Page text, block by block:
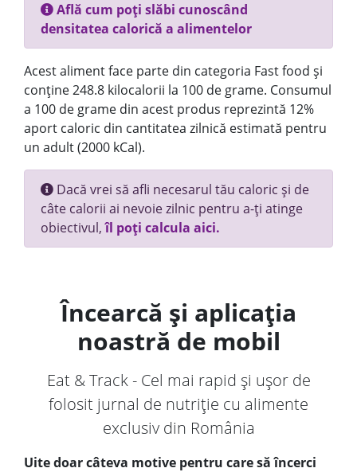
Află cum poți slăbi cunoscând
densitatea calorică a alimentelor
Acest aliment face parte din categoria Fast food și
conține 248.8 kilocalorii la 100 de grame. Consumul
a 100 de grame din acest produs reprezintă 12%
aport caloric din cantitatea zilnică estimată pentru
un adult (2000 kCal).
Dacă vrei să afli necesarul tău caloric și de
câte calorii ai nevoie zilnic pentru a-ți atinge
obiectivul,îl poți calcula aici.
Încearcă și aplicația
noastră de mobil
Eat & Track - Cel mai rapid și ușor de
folosit jurnal de nutriție cu alimente
exclusiv din România
Uite doar câteva motive pentru care să încerci